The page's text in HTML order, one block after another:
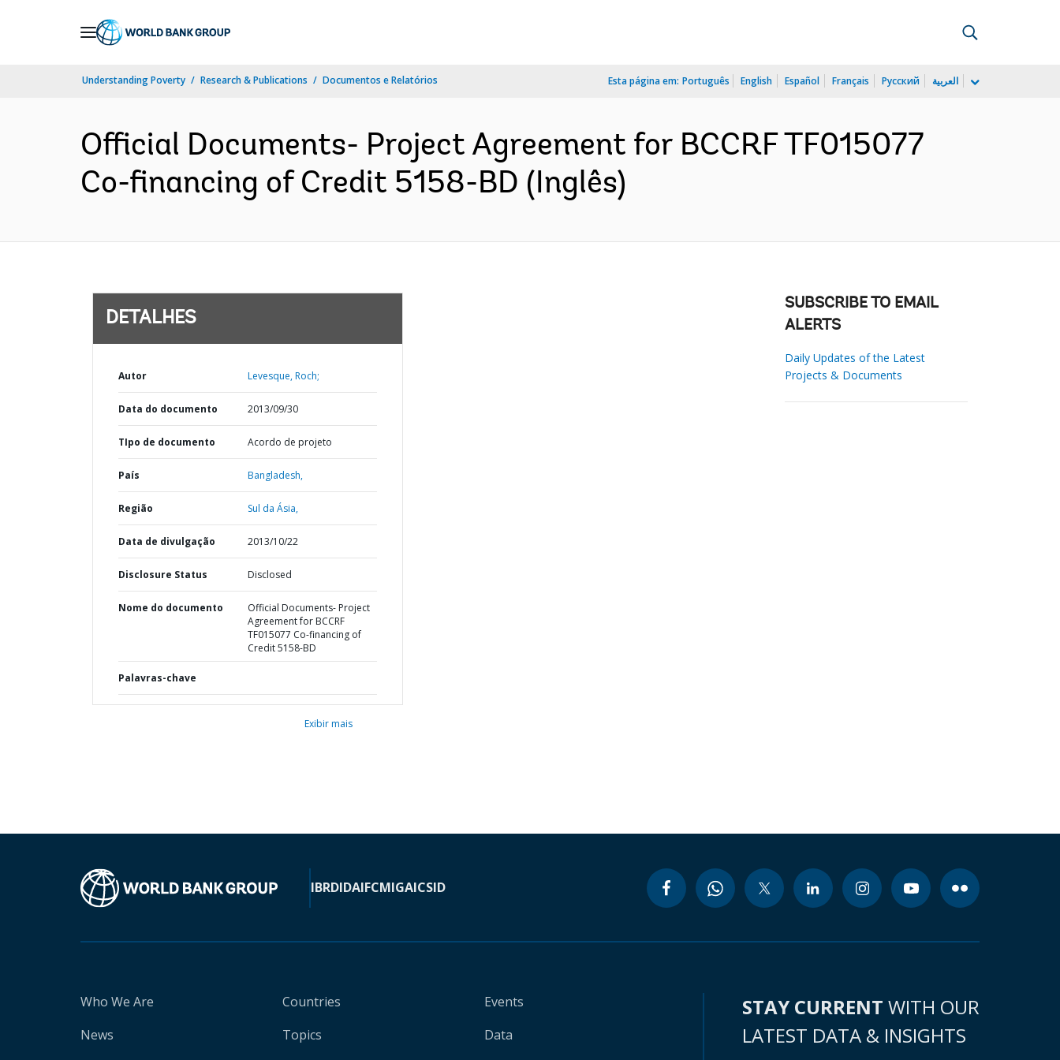
Understanding Poverty Research & Publications Documentos e Relatórios Esta página em: Português English Español Français Русский العربية
Official Documents- Project Agreement for BCCRF TF015077
Co-financing of Credit 5158-BD (Inglês)
DETALHES
Autor Levesque, Roch;
Data do documento 2013/09/30
TIpo de documento Acordo de projeto
País Bangladesh,
Região Sul da Ásia,
Data de divulgação 2013/10/22
Disclosure Status Disclosed
Nome do documento
Official Documents- Project
Agreement for BCCRF
TF015077 Co-financing of
Credit 5158-BD
Palavras-chave
Exibir mais
SUBSCRIBE TO EMAIL
ALERTS
Daily Updates of the Latest
Projects & Documents
IBRDIDAIFCMIGAICSID
Who We Are
News
Countries
Topics
Events
Data
STAY CURRENT WITH OUR
LATEST DATA & INSIGHTS